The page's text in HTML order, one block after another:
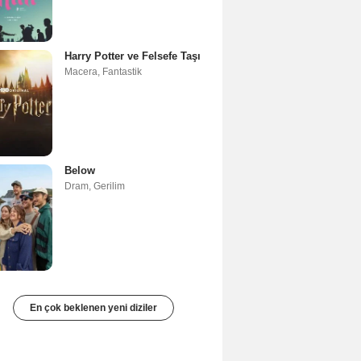
Harry Potter ve Felsefe Taşı
Macera, Fantastik
Below
Dram, Gerilim
En çok beklenen yeni diziler